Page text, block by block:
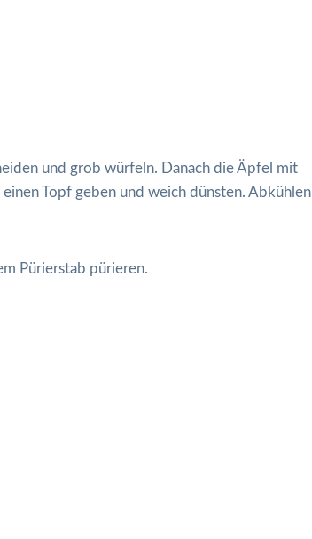
und grob würfeln. Danach die Äpfel mit
Topf geben und weich dünsten. Abkühlen
Pürierstab pürieren.